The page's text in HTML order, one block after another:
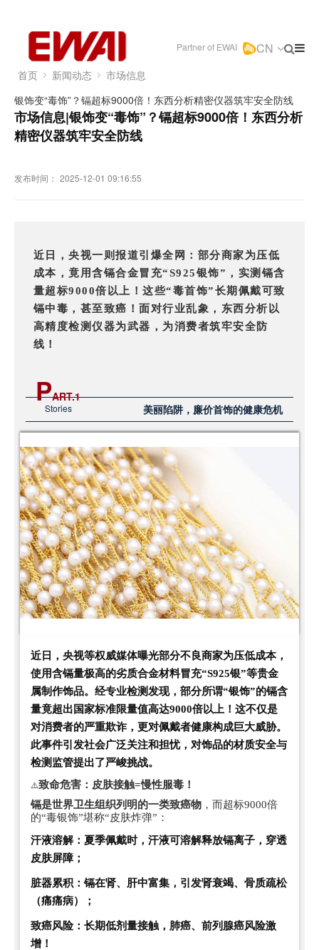
Partner of EWAI CN
首页 新闻动态
市场信息
银饰变“毒饰”？镉超标9000倍！东西分析精密仪器筑牢安全防线
市场信息|银饰变“毒饰”？镉超标9000倍！东西分析
精密仪器筑牢安全防线
发布时间： 2025-12-01 09:16:55
近日，央视一则报道引爆全网：部分商家为压低
成本，竟用含镉合金冒充“S925银饰”，实测镉含
量超标9000倍以上！这些“毒首饰”长期佩戴可致
镉中毒，甚至致癌！面对行业乱象，东西分析以
高精度检测仪器为武器，为消费者筑牢安全防
线！
PART.1
Stories 美丽陷阱，廉价首饰的健康危机
近日，央视等权威媒体曝光部分不良商家为压低成本，
使用含镉量极高的劣质合金材料冒充“S925银”等贵金
属制作饰品。经专业检测发现，部分所谓“银饰”的镉含
量竟超出国家标准限量值高达9000倍以上！这不仅是
对消费者的严重欺诈，更对佩戴者健康构成巨大威胁。
此事件引发社会广泛关注和担忧，对饰品的材质安全与
检测监管提出了严峻挑战。
⚠️致命危害：皮肤接触=慢性服毒！
镉是世界卫生组织列明的一类致癌物 ，而超标9000倍
的“毒银饰”堪称“皮肤炸弹”：
汗液溶解：夏季佩戴时，汗液可溶解释放镉离子，穿透
皮肤屏障；
脏器累积：镉在肾、肝中富集，引 发肾衰竭、骨质疏松
（痛痛病）；
致癌风险：长期低剂量接触，肺癌、前列腺癌风险激
增！